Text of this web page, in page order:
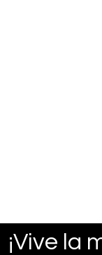
¡Vive la